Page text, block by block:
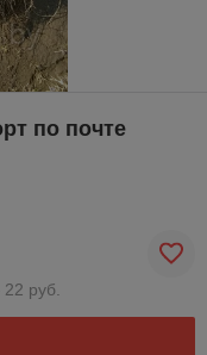
по почте
руб.